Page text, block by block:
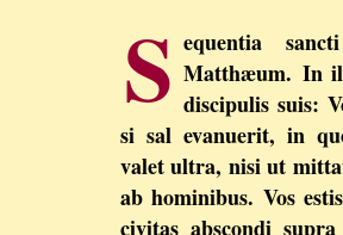
S equentia
Matthæum. In
discipulis suis:
si sal evanuerit, in
valet ultra, nisi ut
ab hominibus. Vos
civitas abscondi